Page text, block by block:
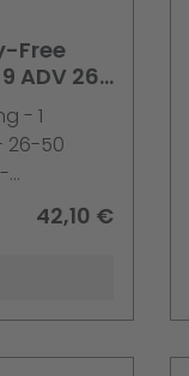
Free
ADV 26-
- 1
26-50
42,10 €